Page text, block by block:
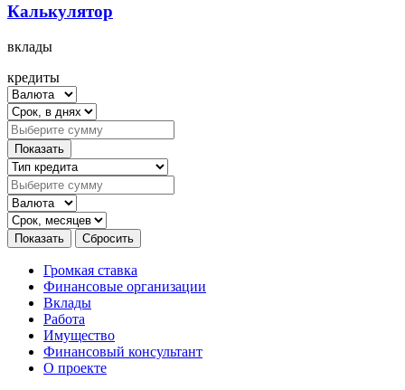
Калькулятор
вклады
кредиты
Громкая ставка
Финансовые организации
Вклады
Работа
Имущество
Финансовый консультант
О проекте